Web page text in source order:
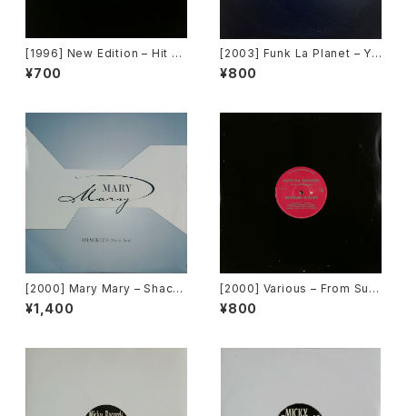
[1996] New Edition – Hit M
e Off [MCA Records][PRO
MO]
¥700
[2003] Funk La Planet – Yo
u Gave Me Love (Funk La
Planet 008) [Funk La Plane
¥800
[2000] Mary Mary – Shackl
es (Praise You) [C2Record
s / Columbia]
¥1,400
[2000] Various – From Sup
er Dance Freak Vol. 83 / B
ack To The "Disco" ~私もD
¥800